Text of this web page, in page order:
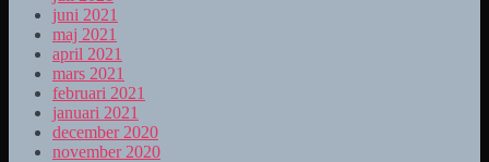
juni 2021
maj 2021
april 2021
mars 2021
februari 2021
januari 2021
december 2020
november 2020